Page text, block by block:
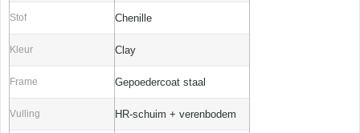
Stof Chenille
Kleur Clay
Frame Gepoedercoat staal
Vulling HR-schuim + verenbodem